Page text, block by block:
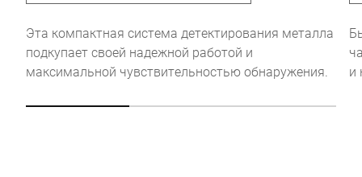
Click to start verification
Эта компактная система детектирования металла
подкупает своей надежной работой и
максимальной чувствительностью обнаружения.
и